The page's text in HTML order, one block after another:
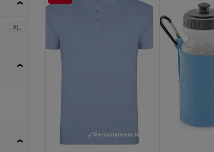
XL
Personaliseer het!